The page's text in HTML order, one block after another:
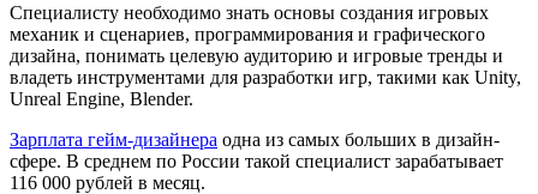
Специалисту необходимо знать основы создания игровых
механик и сценариев, программирования и графического
дизайна, понимать целевую аудиторию и игровые тренды и
владеть инструментами для разработки игр, такими как Unity,
Unreal Engine, Blender.
Зарплата гейм-дизайнера одна из самых больших в дизайн-
сфере. В среднем по России такой специалист зарабатывает
116 000 рублей в месяц.